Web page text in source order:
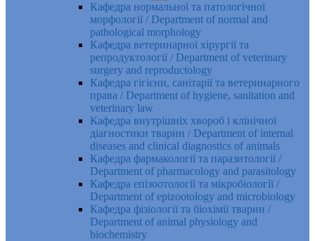
Кафедра нормальної та патологічної
морфології / Department of normal and
pathological morphology
Кафедра ветеринарної хірургії та
репродуктології / Department of veterinary
surgery and reproductology
Кафедра гігієни, санітарії та ветеринарного
права / Department of hygiene, sanitation and
veterinary law
Кафедра внутрішніх хвороб і клінічної
діагностики тварин / Department of internal
diseases and clinical diagnostics of animals
Кафедра фармакології та паразитології /
Department of pharmacology and parasitology
Кафедра епізоотології та мікробіології /
Department of epizootology and microbiology
Кафедра фізіології та біохімії тварин /
Department of animal physiology and
biochemistry